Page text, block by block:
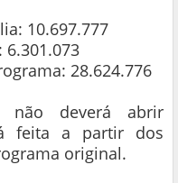
10.697.777
28.624.776
não deverá abrir
feita a partir dos
original.